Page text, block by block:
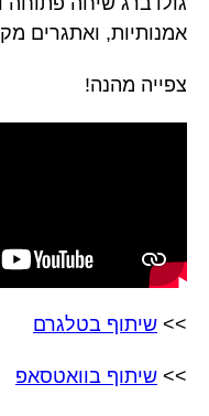
אמנותיות, ואתגרים
צפייה מהנה!
>> שיתוף בטלגרם
>> שיתוף בוואטסאפ